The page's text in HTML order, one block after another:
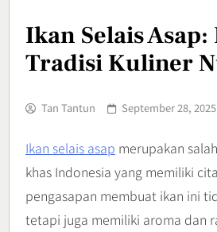
Ikan Selais
Tradisi Kuliner
Tan Tantun September 28, 2025
Ikan selais asap merupakan
khas Indonesia yang memiliki
pengasapan membuat ikan ini
tetapi juga memiliki aroma dan